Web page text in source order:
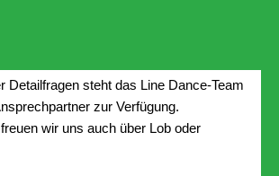
Detailfragen steht das Line Dance-Team
zur Verfügung.
wir uns auch über Lob oder